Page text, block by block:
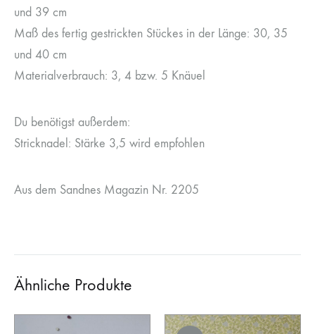
und 39 cm
Maß des fertig gestrickten Stückes in der Länge: 30, 35
und 40 cm
Materialverbrauch: 3, 4 bzw. 5 Knäuel
Du benötigst außerdem:
Stricknadel: Stärke 3,5 wird empfohlen
Aus dem Sandnes Magazin Nr. 2205
Ähnliche Produkte